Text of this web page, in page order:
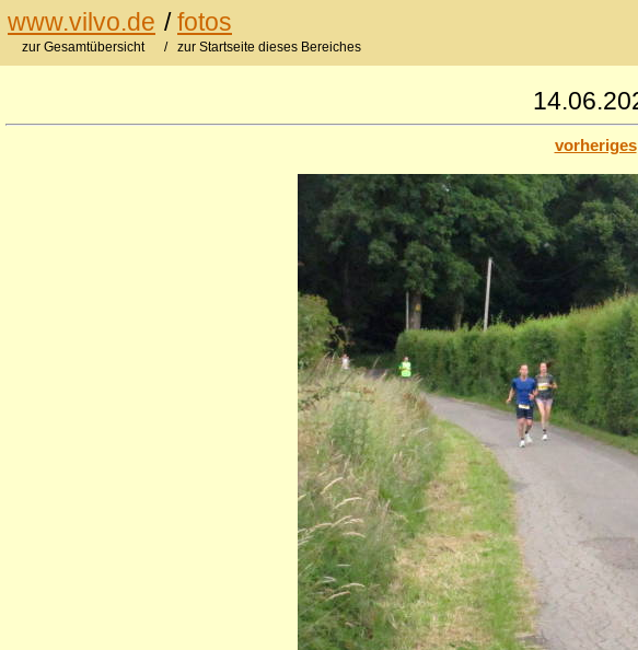
www.vilvo.de /fotos
zur Gesamtübersicht / zur Startseite dieses Bereiches
vorheriges